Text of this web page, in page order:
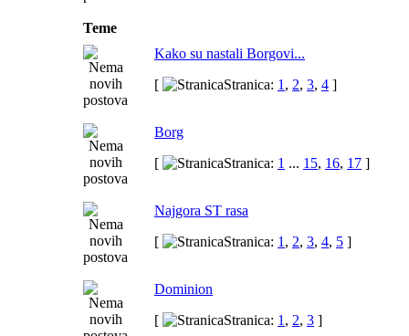
Teme
Kako su nastali Borgovi...
[
Stranica: 1 , 2, 3, 4 ]
Borg
[
Stranica: 1 ... 15, 16, 17 ]
Najgora ST rasa
[
Stranica: 1 , 2, 3, 4, 5 ]
Dominion
[
Stranica: 1 , 2, 3 ]